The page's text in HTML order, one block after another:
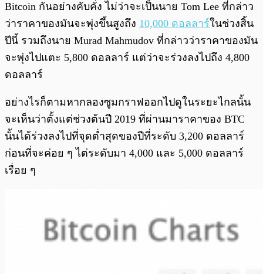
Bitcoin กันอย่างคับคั่ง ไม่ว่าจะเป็นนาย Tom Lee ที่กล่าว
ว่าราคาของมันจะพุ่งขึ้นสูงถึง 10,000 ดอลลาร์ในช่วงสิ้น
ปีนี้ รวมถึงนาย Murad Mahmudov ที่กล่าวว่าราคาของมัน
จะพุ่งไปแตะ 5,800 ดอลลาร์ แต่ว่าจะร่วงลงไปถึง 4,800
ดอลลาร์
อย่างไรก็ตามหากลองซูมกราฟออกไปดูในระยะไกลนั้น
จะเห็นว่าตั้งแต่ช่วงต้นปี 2019 ที่ผ่านมาราคาของ BTC
นั้นได้ร่วงลงไปที่จุดต่ำสุดของปีที่ระดับ 3,200 ดอลลาร์
ก่อนที่จะค่อย ๆ ไต่ระดับมา 4,000 และ 5,000 ดอลลาร์
เรื่อย ๆ